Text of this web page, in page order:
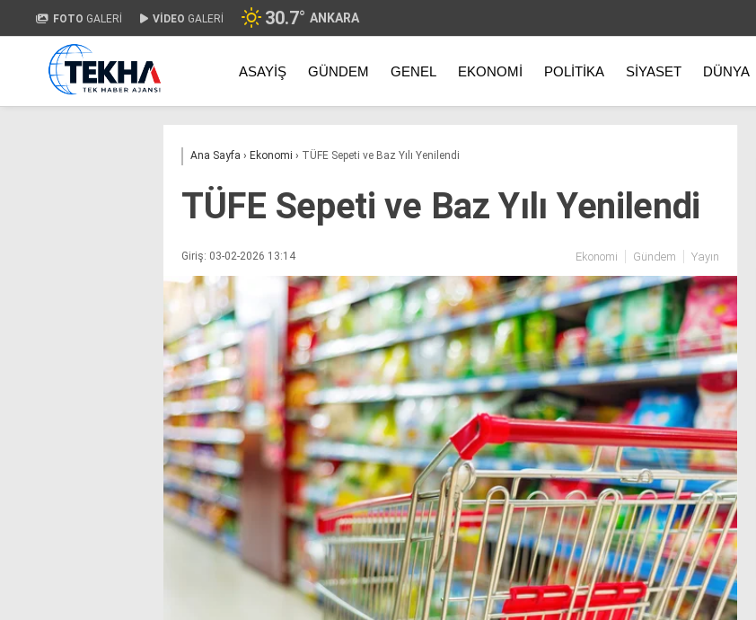
FOTO GALERİ VİDEO GALERİ 30.7° ANKARA
ASAYIŞ GÜNDEM GENEL EKONOMI POLITIKA SIYASET DÜNYA
Ana Sayfa › Ekonomi › TÜFE Sepeti ve Baz Yılı Yenilendi
TÜFE Sepeti ve Baz Yılı Yenilendi
Giriş: 03-02-2026 13:14 Ekonomi Gündem Yayın